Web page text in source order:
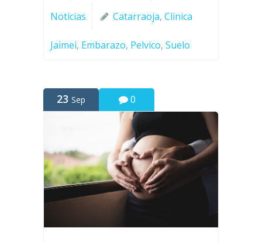
Noticias Catarraoja, Clinica
Jaimei, Embarazo, Pelvico, Suelo
23 Sep 0